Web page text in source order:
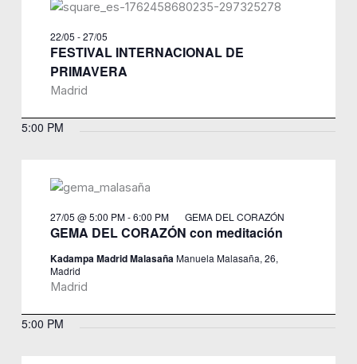
FESTIVAL INTERNACIONAL DE
PRIMAVERA
22/05 -27/05
Madrid
5:00 PM
GEMA DEL CORAZÓN con meditación
27/05 @ 5:00 PM-6:00 PM GEMA DEL CORAZÓN
Kadampa Madrid MalasañaManuela Malasaña, 26,
Madrid
Madrid
5:00 PM